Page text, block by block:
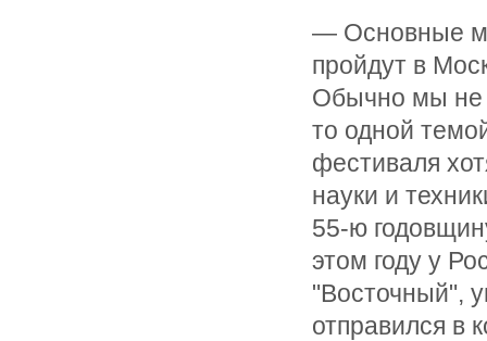
— Основные
пройдут в
Обычно мы не
то одной
фестиваля
науки и
55-ю
этом году у
"Восточный",
отправился в